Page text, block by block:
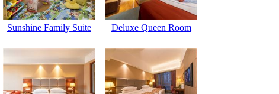
Sunshine Family Suite Deluxe Queen Room